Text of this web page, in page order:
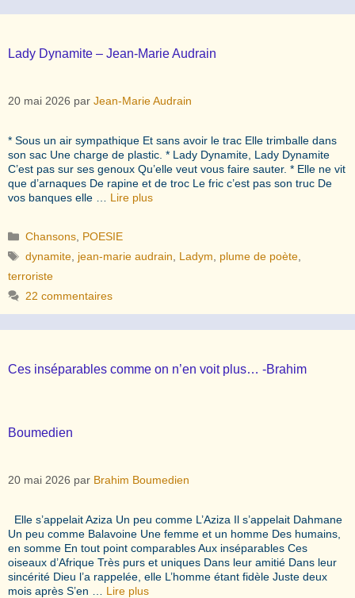
Lady Dynamite – Jean-Marie Audrain
20 mai 2026 par Jean-Marie Audrain
* Sous un air sympathique Et sans avoir le trac Elle trimballe dans
son sac Une charge de plastic. * Lady Dynamite, Lady Dynamite
C’est pas sur ses genoux Qu’elle veut vous faire sauter. * Elle ne vit
que d’arnaques De rapine et de troc Le fric c’est pas son truc De
vos banques elle … Lire plus
Catégories
Chansons POESIE
Étiquettes
dynamite jean-marie audrain Ladym plume de poète
terroriste
22 commentaires
Ces inséparables comme on n’en voit plus… -Brahim
Boumedien
20 mai 2026 par Brahim Boumedien
Elle s’appelait Aziza Un peu comme L’Aziza Il s’appelait Dahmane
Un peu comme Balavoine Une femme et un homme Des humains,
en somme En tout point comparables Aux inséparables Ces
oiseaux d’Afrique Très purs et uniques Dans leur amitié Dans leur
sincérité Dieu l’a rappelée, elle L’homme étant fidèle Juste deux
mois après S’en … Lire plus